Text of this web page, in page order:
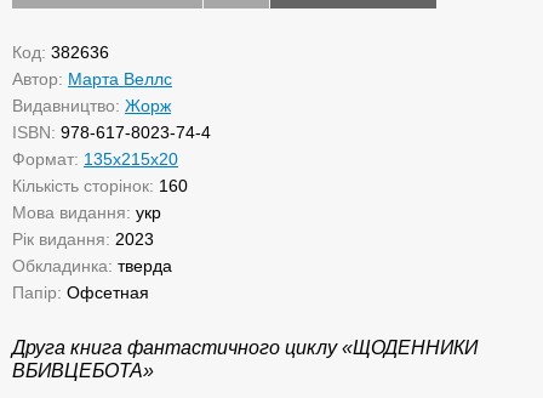
Код: 382636
Автор: Марта Веллс
Видавництво: Жорж
ISBN: 978-617-8023-74-4
Формат: 135х215х20
Кількість сторінок: 160
Мова видання: укр
Рік видання: 2023
Обкладинка: тверда
Папір: Офсетная
Друга книга фантастичного циклу «ЩОДЕННИКИ
ВБИВЦЕБОТА»